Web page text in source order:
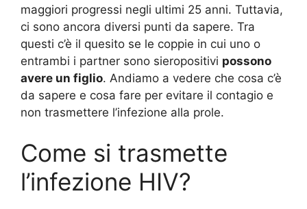
maggiori progressi negli ultimi 25 anni. Tuttavia,
ci sono ancora diversi punti da sapere. Tra
questi c’è il quesito se le coppie in cui uno o
entrambi i partner sono sieropositivi possono
avere un figlio. Andiamo a vedere che cosa c’è
da sapere e cosa fare per evitare il contagio e
non trasmettere l’infezione alla prole.
Come si trasmette
l’infezione HIV?